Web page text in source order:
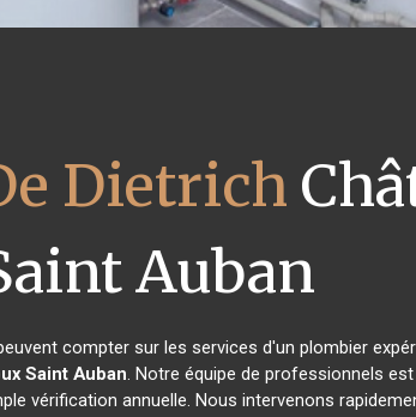
Dietrich
Auban
compter sur les services d'un plombier
Saint Auban. Notre équipe de professionnels
vérification annuelle. Nous intervenons